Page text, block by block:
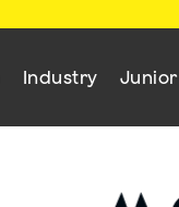
Industry Junior